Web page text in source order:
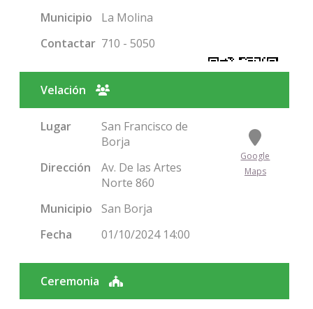
Municipio
La Molina
Contactar 710 - 5050
Condolencias
Velación
Lugar
San Francisco de
Borja
Dirección
Av. De las Artes
Norte 860
Municipio
San Borja
Fecha
01/10/2024 14:00
Google
Maps
Ceremonia